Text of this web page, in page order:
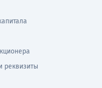
реквизиты